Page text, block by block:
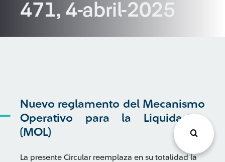
471, 4-abril-2025
Nuevo reglamento del Mecanismo
Operativo para la Liquidación
(MOL)
La presente Circular reemplaza en su totalidad la